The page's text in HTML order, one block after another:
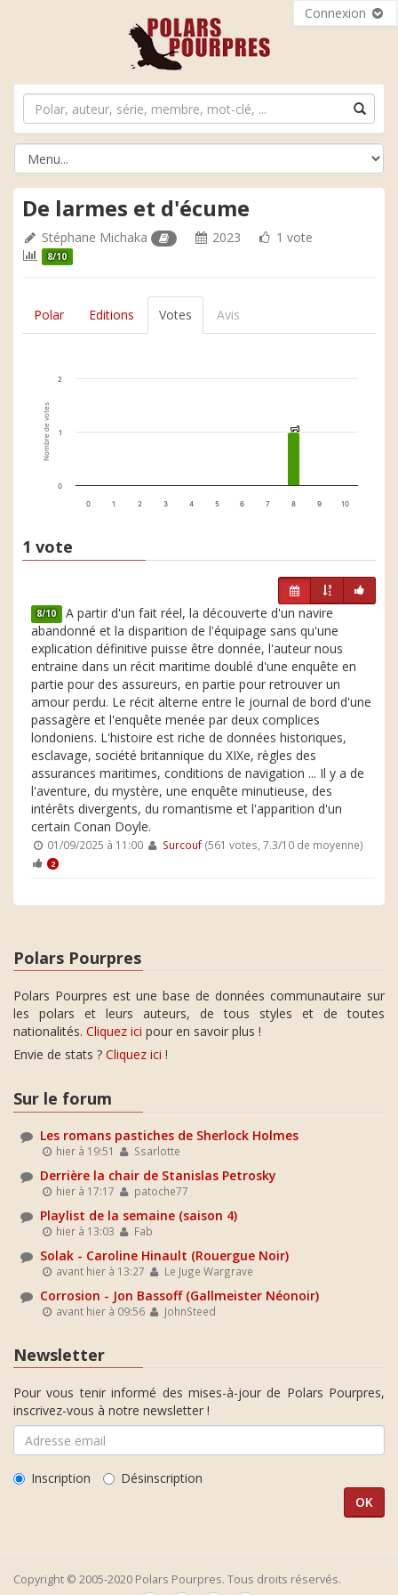
Connexion
De larmes et d'écume
Stéphane Michaka 2023 1 vote
8/10
Polar Editions Votes Avis
Nombre de votes 1
1
0 1 2 3 4 5 6 7 8 9 10
0
1
2
1 vote
8/10 A partir d'un fait réel, la découverte d'un navire
abandonné et la disparition de l'équipage sans qu'une
explication définitive puisse être donnée, l'auteur nous
entraine dans un récit maritime doublé d'une enquête en
partie pour des assureurs, en partie pour retrouver un
amour perdu. Le récit alterne entre le journal de bord d'une
passagère et l'enquête menée par deux complices
londoniens. L'histoire est riche de données historiques,
esclavage, société britannique du XIXe, règles des
assurances maritimes, conditions de navigation ... Il y a de
l'aventure, du mystère, une enquête minutieuse, des
intérêts divergents, du romantisme et l'apparition d'un
certain Conan Doyle.
01/09/2025 à 11:00 Surcouf(561 votes, 7.3/10 de moyenne)
2
Polars Pourpres
Polars Pourpres est une base de données communautaire sur
les polars et leurs auteurs, de tous styles et de toutes
nationalités. Cliquez ici pour en savoir plus !
Envie de stats ? Cliquez ici !
Sur le forum
Les romans pastiches de Sherlock Holmes
hier à 19:51 Ssarlotte
Derrière la chair de Stanislas Petrosky
hier à 17:17 patoche77
Playlist de la semaine (saison 4)
hier à 13:03 Fab
Solak - Caroline Hinault (Rouergue Noir)
avant hier à 13:27 Le Juge Wargrave
Corrosion - Jon Bassoff (Gallmeister Néonoir)
avant hier à 09:56 JohnSteed
Newsletter
Pour vous tenir informé des mises-à-jour de Polars Pourpres,
inscrivez-vous à notre newsletter !
Inscription Désinscription
Copyright © 2005-2020 Polars Pourpres. Tous droits réservés.